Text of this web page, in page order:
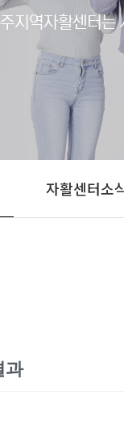
지역자활센터는
자활센터소
과